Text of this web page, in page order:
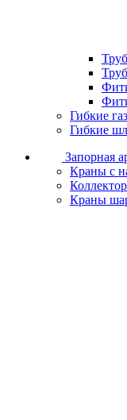
Гибкие
Гибкие
Запорная
Краны с
Краны